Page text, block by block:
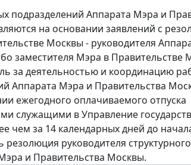
подразделений Аппарата Мэра и
на основании заявлений с
Москвы - руководителя
заместителя Мэра в Правительстве
за деятельностью и координацию
Аппарата Мэра и Правительства
ежегодного оплачиваемого отпуска
служащими в Управление
чем за 14 календарных дней до
руководителя структурного
и Правительства Москвы.